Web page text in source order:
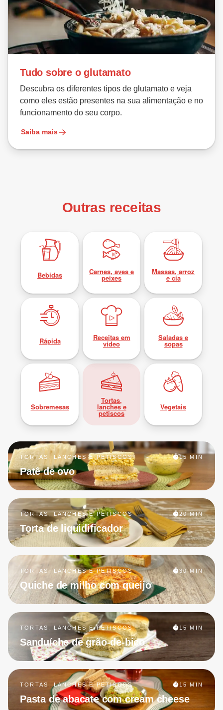
Tudo sobre o glutamato
Descubra os diferentes tipos de glutamato e veja
como eles estão presentes na sua alimentação e no
funcionamento do seu corpo.
Saiba mais
Outras receitas
Bebidas Carnes, aves e
peixes
Massas, arroz
e cia
Rápida Receitas em
vídeo
Saladas e
sopas
Sobremesas
Tortas,
lanches e
petiscos
Vegetais
TORTAS, LANCHES E PETISCOS 15 MIN
Patê de ovo
TORTAS, LANCHES E PETISCOS 20 MIN
Torta de liquidificador
TORTAS, LANCHES E PETISCOS 30 MIN
Quiche de milho com queijo
TORTAS, LANCHES E PETISCOS 15 MIN
Sanduíche de grão-de-bico
TORTAS, LANCHES E PETISCOS 15 MIN
Pasta de abacate com cream cheese